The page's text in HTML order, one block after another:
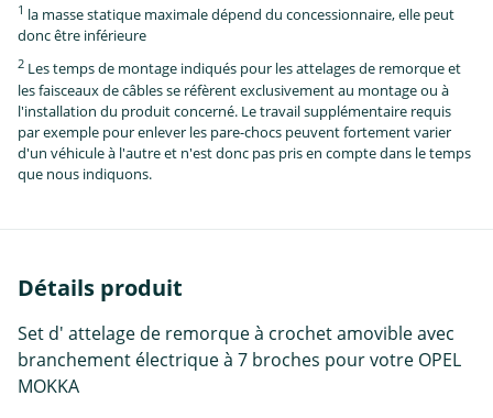
1 la masse statique maximale dépend du concessionnaire, elle peut
donc être inférieure
2 Les temps de montage indiqués pour les attelages de remorque et
les faisceaux de câbles se réfèrent exclusivement au montage ou à
l'installation du produit concerné. Le travail supplémentaire requis
par exemple pour enlever les pare-chocs peuvent fortement varier
d'un véhicule à l'autre et n'est donc pas pris en compte dans le temps
que nous indiquons.
Détails produit
Set d' attelage de remorque à crochet amovible avec
branchement électrique à 7 broches pour votre OPEL
MOKKA